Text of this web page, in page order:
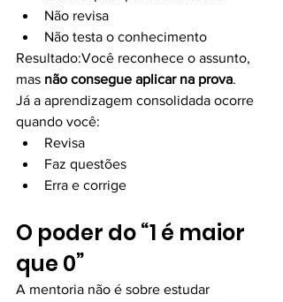
Não revisa
Não testa o conhecimento
Resultado:Você reconhece o assunto,
mas não consegue aplicar na prova.
Já a aprendizagem consolidada ocorre
quando você:
Revisa
Faz questões
Erra e corrige
O poder do “1 é maior
que 0”
A mentoria não é sobre estudar